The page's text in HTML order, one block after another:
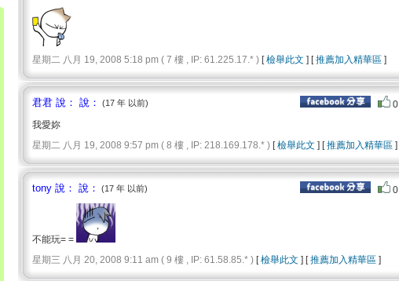
星期二 八月 19, 2008 5:18 pm ( 7 樓 , IP: 61.225.17.* ) [檢舉此文 ] [推薦加入精華區 ]
君君 說： 說： (17 年 以前) 0
我愛妳
星期二 八月 19, 2008 9:57 pm ( 8 樓 , IP: 218.169.178.* ) [檢舉此文 ] [推薦加入精華區 ]
tony 說： 說： (17 年 以前) 0
不能玩= =
星期三 八月 20, 2008 9:11 am ( 9 樓 , IP: 61.58.85.* ) [檢舉此文 ] [推薦加入精華區 ]